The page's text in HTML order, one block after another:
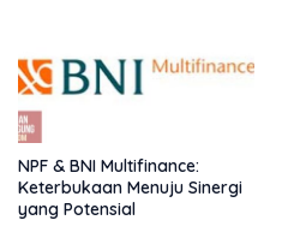
NPF & BNI Multifinance:
Keterbukaan Menuju Sinergi
yang Potensial